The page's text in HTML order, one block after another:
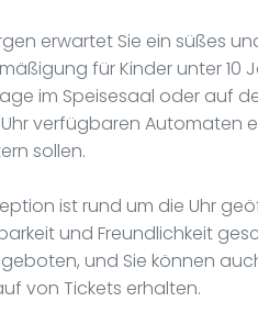
erwartet Sie ein süßes
für Kinder unter 10
im Speisesaal oder auf
verfügbaren Automaten
sollen.
ist rund um die Uhr
und Freundlichkeit
und Sie können
von Tickets erhalten.